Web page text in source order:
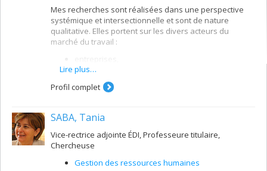
Mes recherches sont réalisées dans une perspective
systémique et intersectionnelle et sont de nature
qualitative. Elles portent sur les divers acteurs du
marché du travail :
institutions,
organisations non gouvernementales,
discriminés.
Les thèmes que je traite sont :
l’intégration des immigrés, des femmes, des
minorités visibles, des autochtones ainsi que des
Lire plus…
Profil complet
SABA, Tania
Vice-rectrice adjointe ÉDI, Professeure titulaire,
Chercheuse
Gestion des ressources humaines